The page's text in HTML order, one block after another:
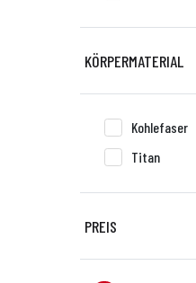
KÖRPERMATERIAL
Kohlefaser
Titan
PREIS